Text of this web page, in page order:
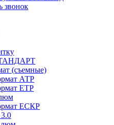
звонок
(съемные)
АТР
ЕТР
ЕСКР